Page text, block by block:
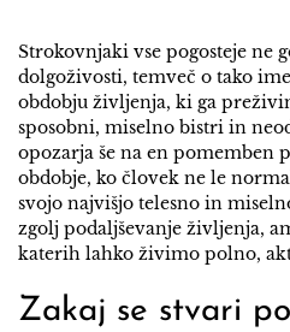
Strokovnjaki vse pogosteje ne
dolgoživosti, temveč o tako
obdobju življenja, ki ga
sposobni, miselno bistri in
opozarja še na en pomemben
obdobje, ko človek ne le
svojo najvišjo telesno in
zgolj podaljševanje življenja,
katerih lahko živimo polno,
Zakaj se stvari